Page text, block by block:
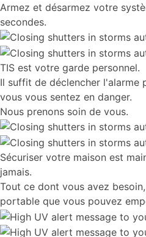
Armez et désarmez votre
secondes.
TIS est votre garde personnel.
Il suffit de déclencher l'alarme
vous vous sentez en danger.
Nous prenons soin de vous.
Sécuriser votre maison est
jamais.
Tout ce dont vous avez
portable que vous pouvez